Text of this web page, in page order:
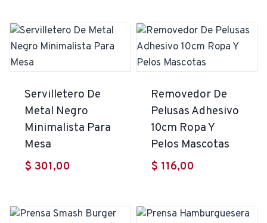
Servilletero De
Metal Negro
Minimalista Para
Mesa
$ 301,00
Removedor De
Pelusas Adhesivo
10cm Ropa Y
Pelos Mascotas
$ 116,00